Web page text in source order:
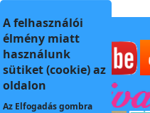
A felhasználói
élmény miatt
használunk
sütiket (cookie) az
oldalon
Az Elfogadásgombra